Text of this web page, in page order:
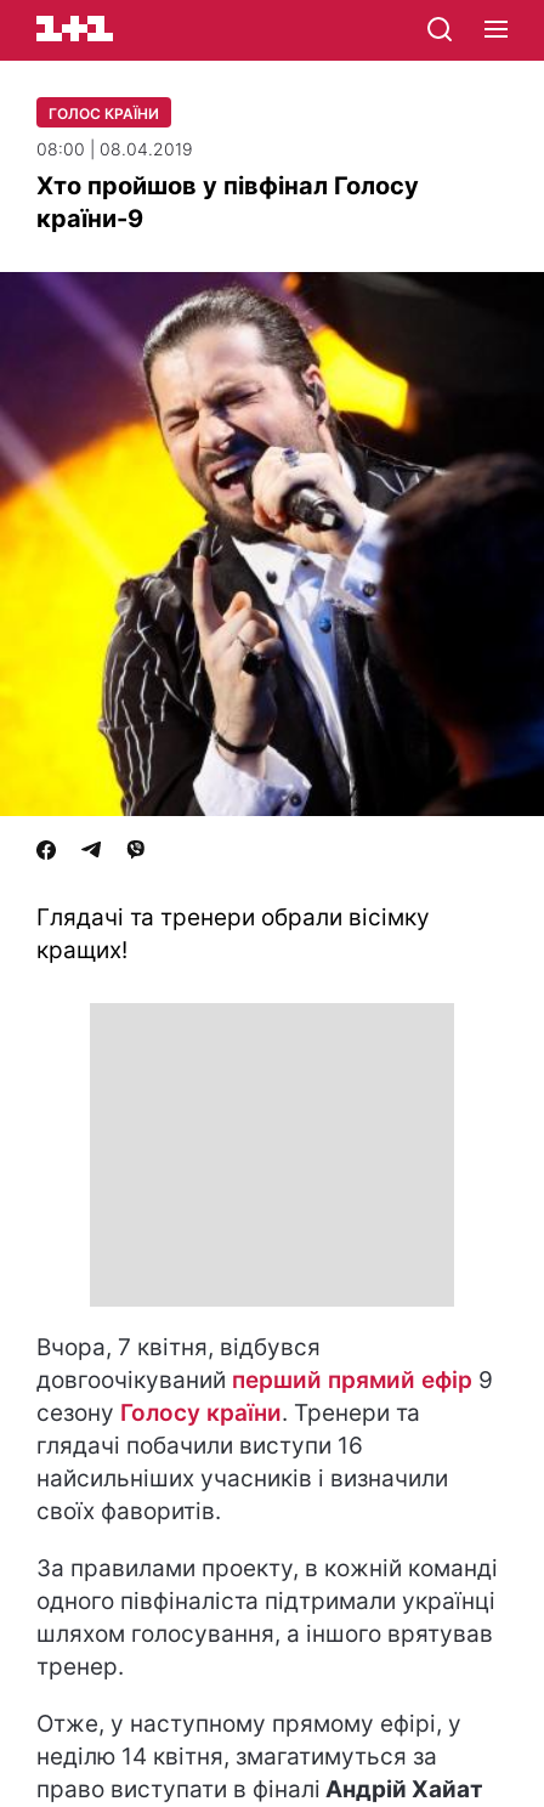
ГОЛОС КРАЇНИ
08:00 | 08.04.2019
Хто пройшов у півфінал Голосу
країни-9
Глядачі та тренери обрали вісімку
кращих!
Вчора, 7 квітня, відбувся
довгоочікуваний перший прямий ефір 9
сезону Голосу країни. Тренери та
глядачі побачили виступи 16
найсильніших учасників і визначили
своїх фаворитів.
За правилами проекту, в кожній команді
одного півфіналіста підтримали українці
шляхом голосування, а іншого врятував
тренер.
Отже, у наступному прямому ефірі, у
неділю 14 квітня, змагатимуться за
право виступати в фіналі Андрій Хайат